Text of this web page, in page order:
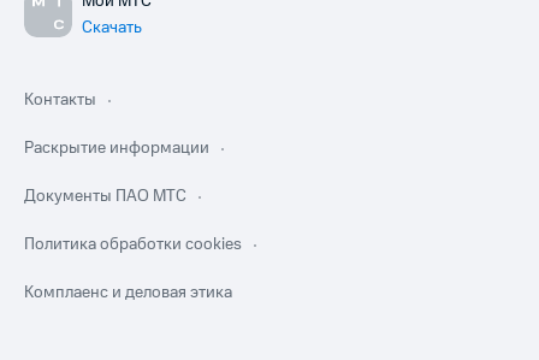
Скачать
Контакты
Раскрытие информации
Документы ПАО МТС
Политика обработки cookies
Комплаенс и деловая этика